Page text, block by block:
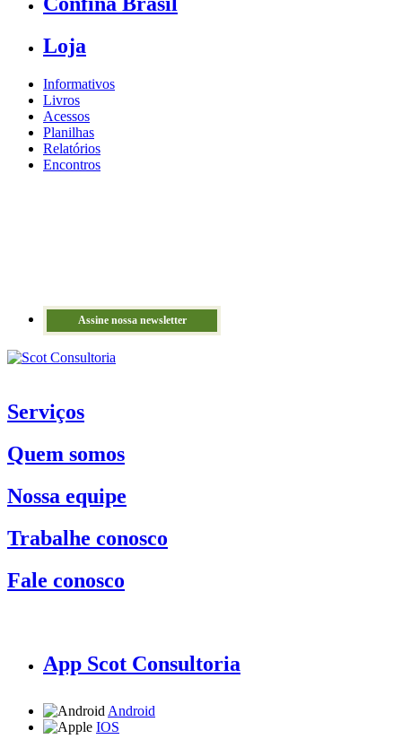
Loja
Informativos
Livros
Acessos
Planilhas
Relatórios
Encontros
Assine nossa newsletter
Serviços
Quem somos
Nossa equipe
Trabalhe conosco
Fale conosco
App Scot Consultoria
Android
IOS